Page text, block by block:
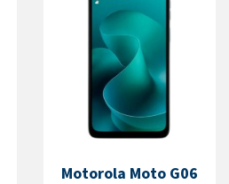
Motorola Moto G06